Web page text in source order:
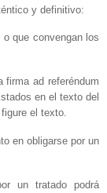
y definitivo:
que convengan los
firma ad referéndum
en el texto del
el texto.
en obligarse por un
un tratado podrá